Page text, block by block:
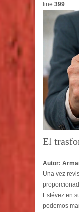
line 399
El
Autor:
Una vez
Estévez en
podemos